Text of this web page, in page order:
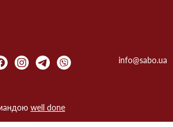
info@sabo.ua
well done